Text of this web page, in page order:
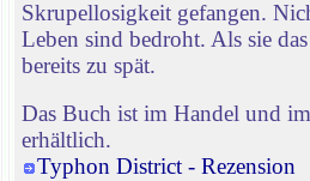
Skrupellosigkeit gefangen.
Leben sind bedroht. Als sie
bereits zu spät.
Das Buch ist im Handel und im
erhältlich.
Typhon District - Rezension